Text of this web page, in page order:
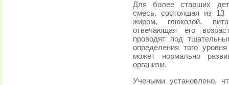
Для более старших
смесь, состоящая из 13
жиром, глюкозой,
отвечающая его
проводят под
определения того
может нормально
организм.
Учеными установлено,